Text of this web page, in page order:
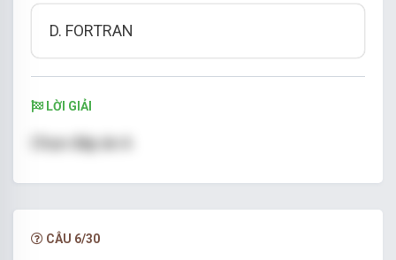
D. FORTRAN
LỜI GIẢI
Chọn đáp án A
CÂU 6/30